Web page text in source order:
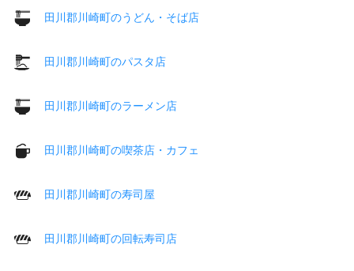
田川郡川崎町のうどん・そば店
田川郡川崎町のパスタ店
田川郡川崎町のラーメン店
田川郡川崎町の喫茶店・カフェ
田川郡川崎町の寿司屋
田川郡川崎町の回転寿司店